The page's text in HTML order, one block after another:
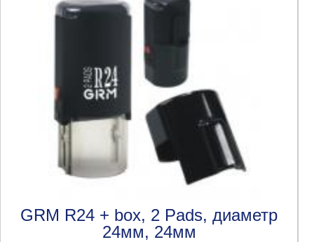
GRM R24 + box, 2 Pads, диаметр
24мм, 24мм